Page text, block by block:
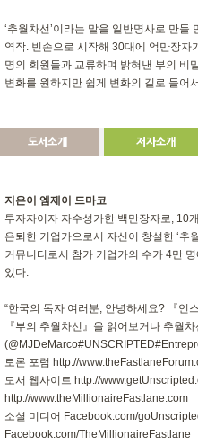
‘추월차선’이라는 말을 일반명사로 만
역작. 빈손으로 시작해 30대에 억만장자
명의 회원들과 교류하며 밝혀낸 부의 비
변화를 원하지만 쉽게 변화의 길로 들어
도서소개 저자소개
지은이 엠제이 드마코
투자자이자 자수성가한 백만장자로, 10
은퇴한 기업가으로서 자신이 창설한 ‘추
커뮤니티로서 참가 기업가의 수가 4만
있다.
“한국의 독자 여러분, 안녕하세요? 『언
『부의 추월차선』을 읽어보거나 추월
토론 포럼 http://
도서 웹사이트 http://
http://www.theMillionaireFastlane.com
소셜 미디어 Facebook.com/
Facebook.com/TheMillionaireFastlane